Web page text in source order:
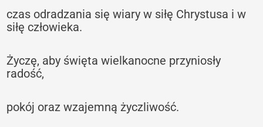
czas odradzania się wiary w siłę Chrystusa i w
siłę człowieka.
Życzę, aby święta wielkanocne przyniosły
radość,
pokój oraz wzajemną życzliwość.